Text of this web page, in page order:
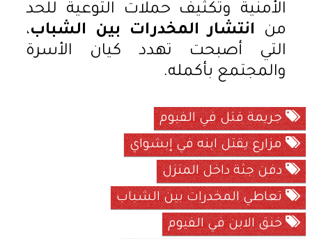
الأمنية وتكثيف حملات التوعية للحد
من انتشار المخدرات بين الشباب،
التي أصبحت تهدد كيان الأسرة
والمجتمع بأكمله.
جريمة قتل في الفيوم
مزارع يقتل ابنه في إبشواي
دفن جثة داخل المنزل
تعاطي المخدرات بين الشباب
خنق الابن في الفيوم